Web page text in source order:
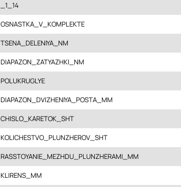
_1_14
OSNASTKA_V_KOMPLEKTE
TSENA_DELENIYA_NM
DIAPAZON_ZATYAZHKI_NM
POLUKRUGLYE
DIAPAZON_DVIZHENIYA_POSTA_MM
CHISLO_KARETOK_SHT
KOLICHESTVO_PLUNZHEROV_SHT
RASSTOYANIE_MEZHDU_PLUNZHERAMI_MM
KLIRENS_MM